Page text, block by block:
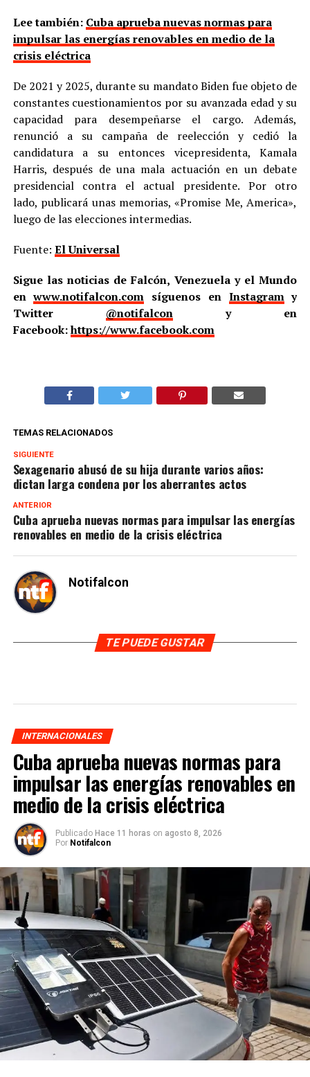
Lee también: Cuba aprueba nuevas normas para
impulsar las energías renovables en medio de la
crisis eléctrica
De 2021 y 2025, durante su mandato Biden fue objeto de
constantes cuestionamientos por su avanzada edad y su
capacidad para desempeñarse el cargo. Además,
renunció a su campaña de reelección y cedió la
candidatura a su entonces vicepresidenta, Kamala
Harris, después de una mala actuación en un debate
presidencial contra el actual presidente. Por otro
lado, publicará unas memorias, «Promise Me, America»,
luego de las elecciones intermedias.
Fuente: El Universal
Sigue las noticias de Falcón, Venezuela y el Mundo
enwww.notifalcon.com síguenos en Instagramy
Twitter @notifalcony en
Facebook:https://www.facebook.com
TEMAS RELACIONADOS
SIGUIENTE
Sexagenario abusó de su hija durante varios años:
dictan larga condena por los aberrantes actos
ANTERIOR
Cuba aprueba nuevas normas para impulsar las energías
renovables en medio de la crisis eléctrica
Notifalcon
TE PUEDE GUSTAR
INTERNACIONALES
Cuba aprueba nuevas normas para
impulsar las energías renovables en
medio de la crisis eléctrica
Publicado Hace 11 horas on agosto 8, 2026
Por Notifalcon